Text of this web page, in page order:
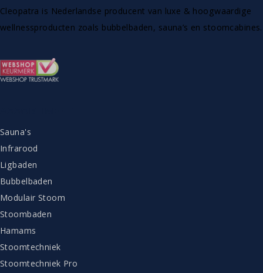
Cleopatra is Nederlandse producent van luxe & hoogwaardige
wellnessproducten zoals bubbelbaden, sauna’s en stoomcabines.
Sauna's
Infrarood
Ligbaden
Bubbelbaden
Modulair Stoom
Stoombaden
Hamams
Stoomtechniek
Stoomtechniek Pro